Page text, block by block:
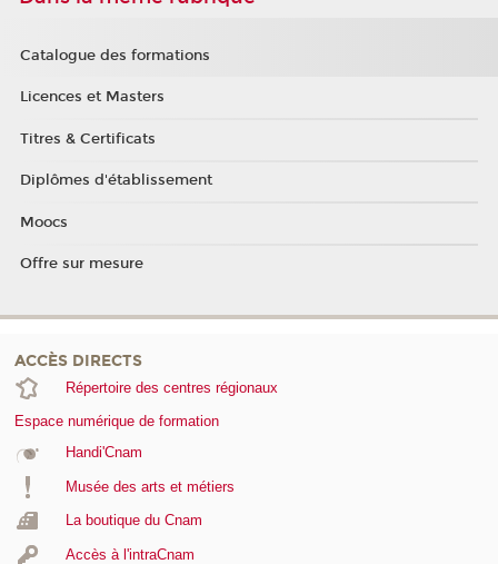
Catalogue des formations
Licences et Masters
Titres & Certificats
Diplômes d'établissement
Moocs
Offre sur mesure
ACCÈS DIRECTS
Répertoire des centres régionaux
Espace numérique de formation
Handi'Cnam
Musée des arts et métiers
La boutique du Cnam
Accès à l'intraCnam